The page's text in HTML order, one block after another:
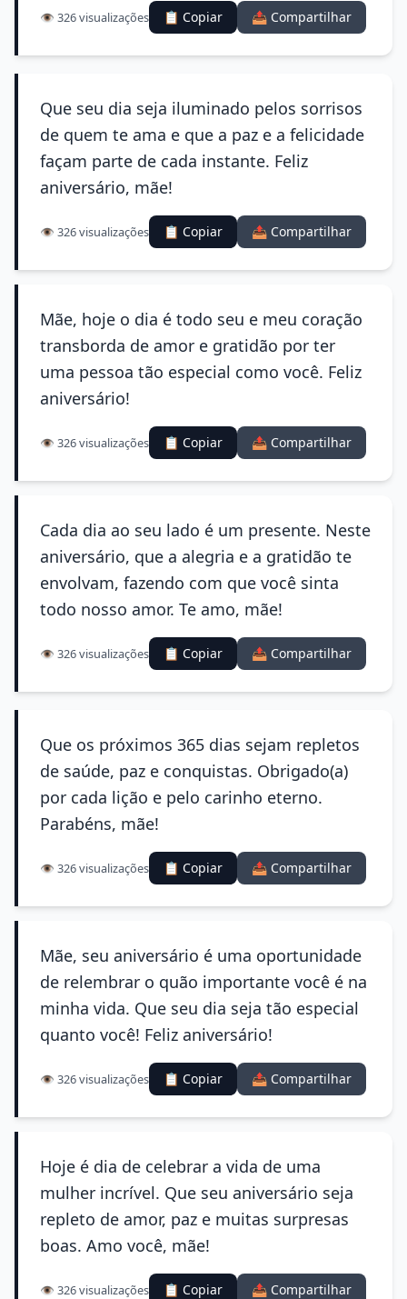
👁️ 326 visualizações 📋 Copiar 📤 Compartilhar
Que seu dia seja iluminado pelos sorrisos
de quem te ama e que a paz e a felicidade
façam parte de cada instante. Feliz
aniversário, mãe!
👁️ 326 visualizações 📋 Copiar 📤 Compartilhar
Mãe, hoje o dia é todo seu e meu coração
transborda de amor e gratidão por ter
uma pessoa tão especial como você. Feliz
aniversário!
👁️ 326 visualizações 📋 Copiar 📤 Compartilhar
Cada dia ao seu lado é um presente. Neste
aniversário, que a alegria e a gratidão te
envolvam, fazendo com que você sinta
todo nosso amor. Te amo, mãe!
👁️ 326 visualizações 📋 Copiar 📤 Compartilhar
Que os próximos 365 dias sejam repletos
de saúde, paz e conquistas. Obrigado(a)
por cada lição e pelo carinho eterno.
Parabéns, mãe!
👁️ 326 visualizações 📋 Copiar 📤 Compartilhar
Mãe, seu aniversário é uma oportunidade
de relembrar o quão importante você é na
minha vida. Que seu dia seja tão especial
quanto você! Feliz aniversário!
👁️ 326 visualizações 📋 Copiar 📤 Compartilhar
Hoje é dia de celebrar a vida de uma
mulher incrível. Que seu aniversário seja
repleto de amor, paz e muitas surpresas
boas. Amo você, mãe!
👁️ 326 visualizações 📋 Copiar 📤 Compartilhar